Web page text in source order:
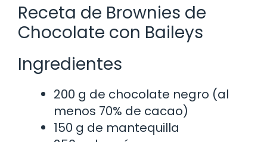
Receta de Brownies de
Chocolate con Baileys
Ingredientes
200 g de chocolate negro (al
menos 70% de cacao)
150 g de mantequilla